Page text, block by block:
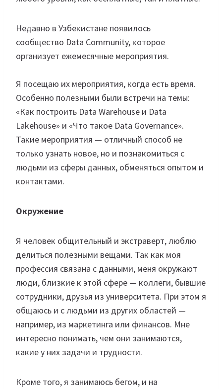
Недавно в Узбекистане появилось
сообщество Data Community, которое
организует ежемесячные мероприятия.
Я посещаю их мероприятия, когда есть время.
Особенно полезными были встречи на темы:
«Как построить Data Warehouse и Data
Lakehouse» и «Что такое Data Governance».
Такие мероприятия — отличный способ не
только узнать новое, но и познакомиться с
людьми из сферы данных, обменяться опытом и
контактами.
Окружение
Я человек общительный и экстраверт, люблю
делиться полезными вещами. Так как моя
профессия связана с данными, меня окружают
люди, близкие к этой сфере — коллеги, бывшие
сотрудники, друзья из университета. При этом я
общаюсь и с людьми из других областей —
например, из маркетинга или финансов. Мне
интересно понимать, чем они занимаются,
какие у них задачи и трудности.
Кроме того, я занимаюсь бегом, и на